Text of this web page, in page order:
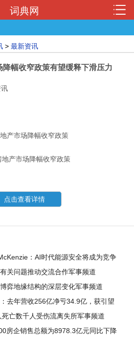
词典网
> 最新资讯
幅收窄政策有望缓释下滑压力
产市场降幅收窄政策
产市场降幅收窄政策
点击查看详情
：AI时代能源安全将成为竞争
关问题推动交流合作军事频道
弈地缘结构的深层变化军事频道
去年营收256亿净亏34.9亿，获引望
亡数千人受伤流离失所军事频道
房企销售总额为8978.3亿元同比下降